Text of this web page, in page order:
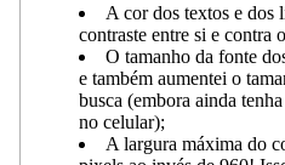
A cor dos textos e dos
contraste entre si e contra
O tamanho da fonte
e também aumentei o
busca (embora ainda
no celular);
A largura máxima do